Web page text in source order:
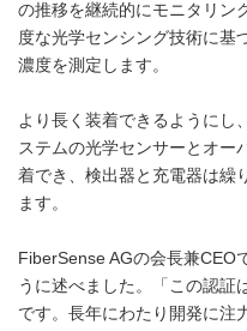
の推移を継続的にモニタリン
度な光学センシング技術に基
濃度を測定します。
より長く装着できるようにし
ステムの光学センサーとオー
着でき、検出器と充電器は繰
ます。
FiberSense AGの会長兼CEO
うに述べました。「この認証
です。長年にわたり開発に注